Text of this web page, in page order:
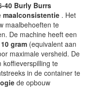
40 Burly Burrs
maalconsistentie . Het
maalbehoeften te
De machine heeft een
gram (equivalent aan
maximale versheid. De
koffieverspilling te
in de container te
de opbouw